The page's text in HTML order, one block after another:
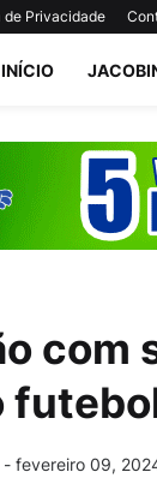
de Privacidade
INÍCIO
com
- fevereiro 09,